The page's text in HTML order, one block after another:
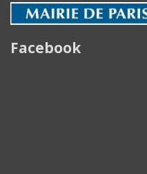
Facebook